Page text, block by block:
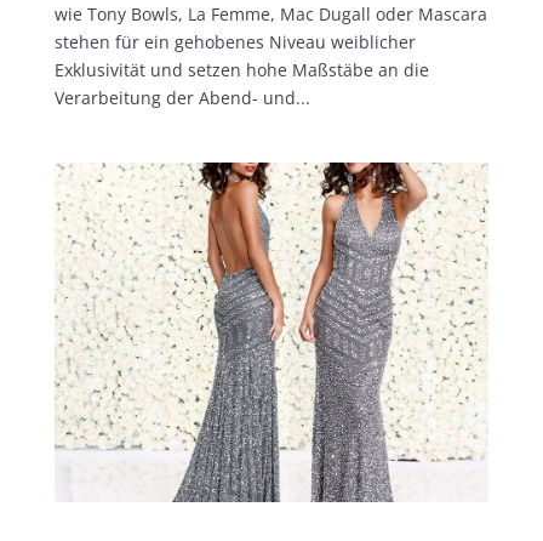
wie Tony Bowls, La Femme, Mac Dugall oder Mascara
stehen für ein gehobenes Niveau weiblicher
Exklusivität und setzen hohe Maßstäbe an die
Verarbeitung der Abend- und...